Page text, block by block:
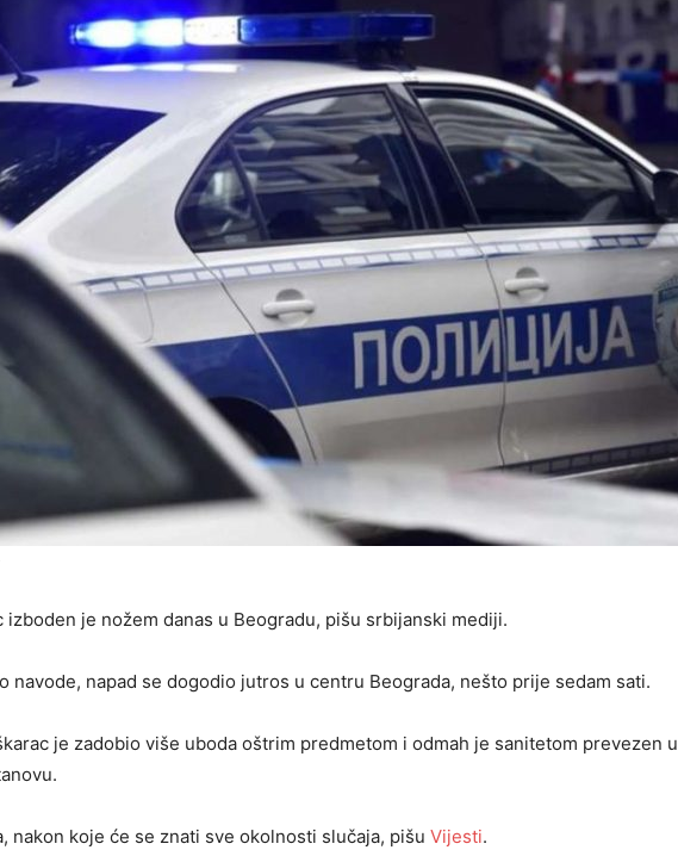
izboden je nožem danas u Beogradu, pišu srbijanski mediji.
navode, napad se dogodio jutros u centru Beograda, nešto prije sedam sati.
je zadobio više uboda oštrim predmetom i odmah je sanitetom prevezen u
nakon koje će se znati sve okolnosti slučaja, pišu Vijesti.